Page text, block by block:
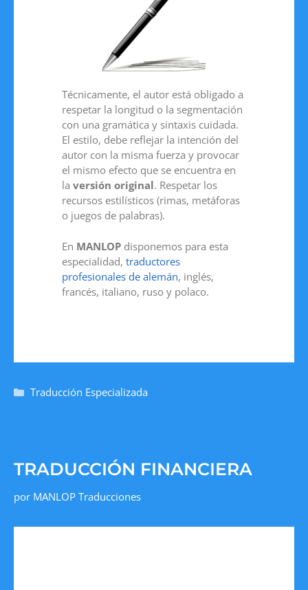
Técnicamente, el autor está obligado a
respetar la longitud o la segmentación
con una gramática y sintaxis cuidada.
El estilo, debe reflejar la intención del
autor con la misma fuerza y provocar
el mismo efecto que se encuentra en
la versión original. Respetar los
recursos estilísticos (rimas, metáforas
o juegos de palabras).
En MANLOP disponemos para esta
especialidad, traductores
profesionales de alemán, inglés,
francés, italiano, ruso y polaco.
Traducción Especializada
TRADUCCIÓN FINANCIERA
por MANLOP Traducciones